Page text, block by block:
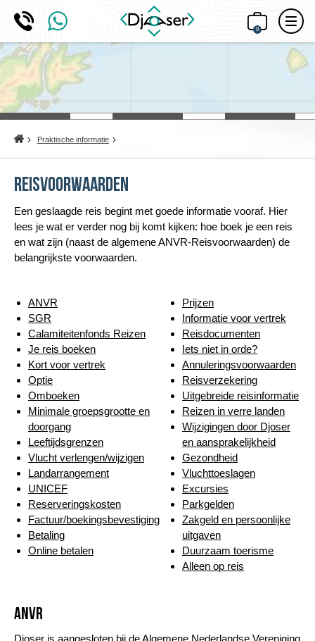
0
Home Praktische informatie
Reisvoorwaarden
Een geslaagde reis begint met goede informatie vooraf. Hier
lees je wat er verder nog bij komt kijken: hoe boek je een reis
en wat zijn (naast de algemene ANVR-Reisvoorwaarden) de
belangrijkste voorwaarden.
ANVR
SGR
Calamiteitenfonds Reizen
Je reis boeken
Kort voor vertrek
Optie
Omboeken
Minimale groepsgrootte en
doorgang
Leeftijdsgrenzen
Vlucht verlengen/wijzigen
Landarrangement
UNICEF
Reserveringskosten
Factuur/boekingsbevestiging
Betaling
Online betalen
Prijzen
Informatie voor vertrek
Reisdocumenten
Iets niet in orde?
Annuleringsvoorwaarden
Reisverzekering
Uitgebreide reisinformatie
Reizen in verre landen
Wijzigingen door Djoser
en aansprakelijkheid
Gezondheid
Vluchttoeslagen
Excursies
Parkgelden
Zakgeld en persoonlijke
uitgaven
Duurzaam toerisme
Alleen op reis
ANVR
Djoser is aangesloten bij de Algemene Nederlandse Vereniging